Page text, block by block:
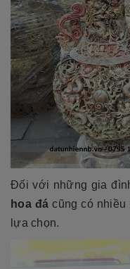
Đối với những gia
hoa đá cũng có nhiều
lựa chọn.